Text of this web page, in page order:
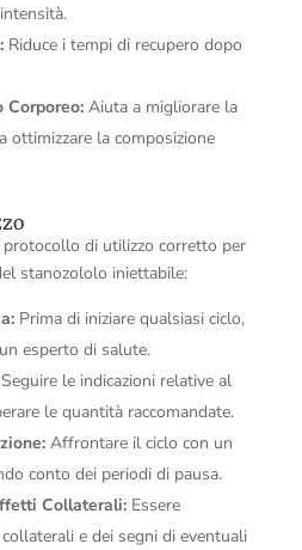
Riduce i tempi di recupero dopo
Corporeo:Aiuta a migliorare la
ottimizzare la composizione
di utilizzo corretto per
stanozololo iniettabile:
Prima di iniziare qualsiasi ciclo,
esperto di salute.
le indicazioni relative al
le quantità raccomandate.
Affrontare il ciclo con un
conto dei periodi di pausa.
Collaterali:Essere
e dei segni di eventuali